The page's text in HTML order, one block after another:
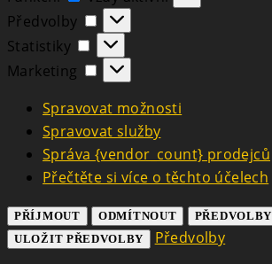
Předvolby
Předvolby
Statistiky
Statistiky
Marketing
Marketing
Spravovat možnosti
Spravovat služby
Správa {vendor_count} prodejců
Přečtěte si více o těchto účelech
PŘÍJMOUT ODMÍTNOUT
PŘEDVOLBY
ULOŽIT PŘEDVOLBY
Předvolby